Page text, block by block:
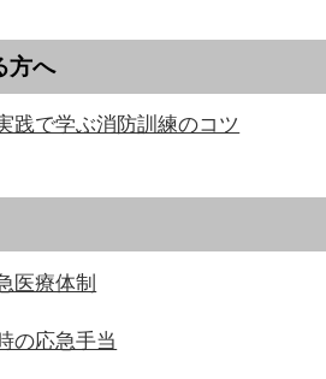
方へ
践で学ぶ消防訓練のコツ
医療体制
の応急手当